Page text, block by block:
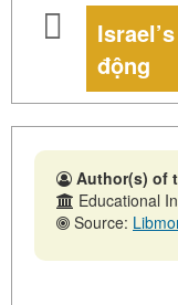
động
Author(s) of
Educational
Source: